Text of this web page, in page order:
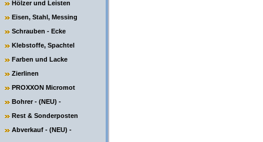
Hölzer und Leisten
Eisen, Stahl, Messing
Schrauben - Ecke
Klebstoffe, Spachtel
Farben und Lacke
Zierlinen
PROXXON Micromot
Bohrer - (NEU) -
Rest & Sonderposten
Abverkauf - (NEU) -